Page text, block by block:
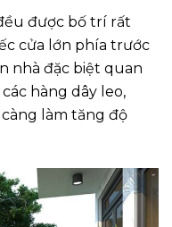
được bố trí rất
cửa lớn phía trước
nhà đặc biệt quan
hàng dây leo,
làm tăng độ